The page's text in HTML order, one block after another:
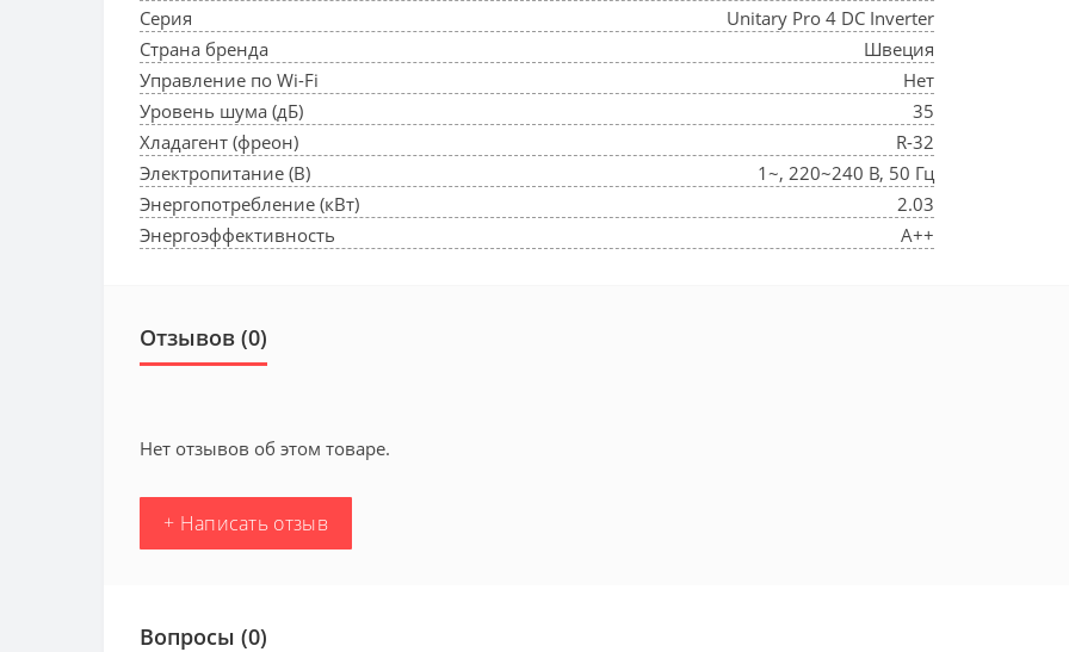
Серия
Unitary Pro 4 DC Inverter
Страна бренда
Швеция
Управление по Wi-Fi
Нет
Уровень шума (дБ)
35
Хладагент (фреон)
R-32
Электропитание (В)
1~, 220~240 В, 50 Гц
Энергопотребление (кВт)
2.03
Энергоэффективность
A++
Отзывов (0)
Нет отзывов об этом товаре.
+ Написать отзыв
Вопросы (0)